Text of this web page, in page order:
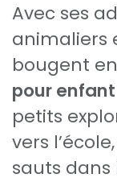
Avec ses
animaliers
bougent
pour enfant
petits
vers
sauts dans